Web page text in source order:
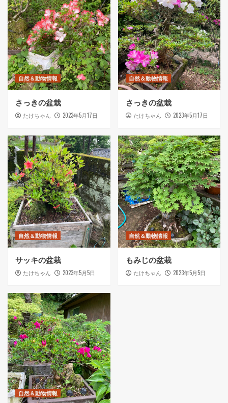
自然＆動物情報
さっきの盆栽
たけちゃん 2023年5月17日
自然＆動物情報
さっきの盆栽
たけちゃん 2023年5月17日
自然＆動物情報
サッキの盆栽
たけちゃん 2023年5月5日
自然＆動物情報
もみじの盆栽
たけちゃん 2023年5月5日
自然＆動物情報